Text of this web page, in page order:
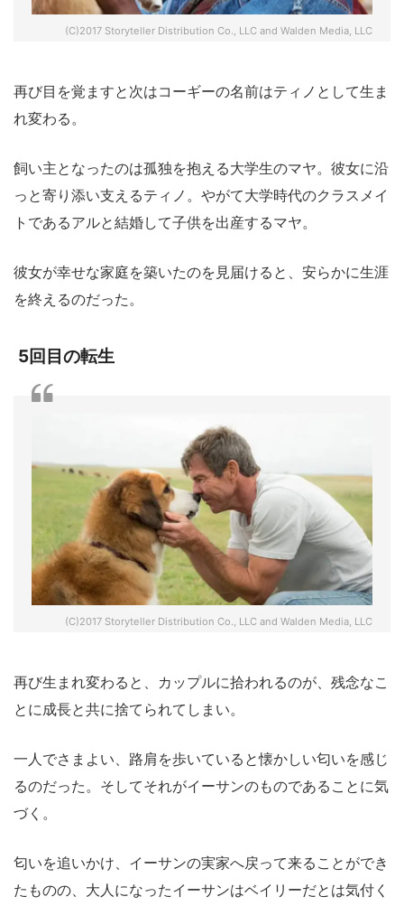
(C)2017 Storyteller Distribution Co., LLC and Walden Media, LLC
再び目を覚ますと次はコーギーの名前はティノとして生ま
れ変わる。
飼い主となったのは孤独を抱える大学生のマヤ。彼女に沿
っと寄り添い支えるティノ。やがて大学時代のクラスメイ
トであるアルと結婚して子供を出産するマヤ。
彼女が幸せな家庭を築いたのを見届けると、安らかに生涯
を終えるのだった。
5回目の転生
(C)2017 Storyteller Distribution Co., LLC and Walden Media, LLC
再び生まれ変わると、カップルに拾われるのが、残念なこ
とに成長と共に捨てられてしまい。
一人でさまよい、路肩を歩いていると懐かしい匂いを感じ
るのだった。そしてそれがイーサンのものであることに気
づく。
匂いを追いかけ、イーサンの実家へ戻って来ることができ
たものの、大人になったイーサンはベイリーだとは気付く